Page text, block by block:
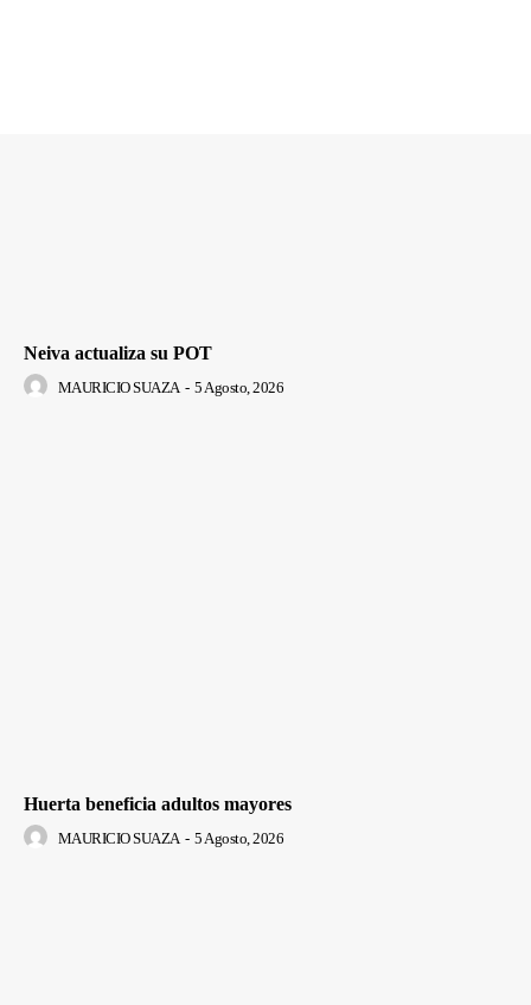
Neiva actualiza su POT
MAURICIO SUAZA - 5 Agosto, 2026
Huerta beneficia adultos mayores
MAURICIO SUAZA - 5 Agosto, 2026